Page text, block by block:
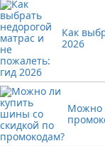
Как
2026
Можно